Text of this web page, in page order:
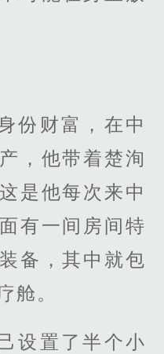
份财富，在中
，他带着楚洵
是他每次来中
有一间房间特
备，其中就包
舱。
设置了半个小